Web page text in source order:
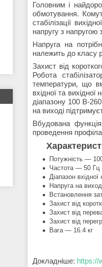
Головним і
обмотування.
стабілізації
напругу з напругою
Напруга на
належить до класу
Захист від
Робота
температури, що
вхідної та
діапазону 100 В-
на виході
Вбудована
проведення
Потужність —
Частота — 50 Гц
Діапазон
Напруга на
Встановлення
Захист від
Захист від
Захист від
Вага — 16.4 кг
Докладніше: https://